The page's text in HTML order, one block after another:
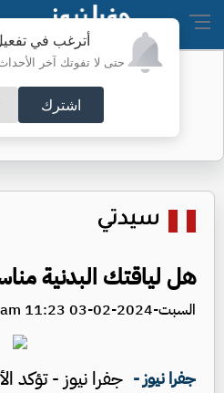
أترغب في
حتى لا تفوتك آخر الأحداث
اشترك
تأجيل مؤتمر
سيدتي
هل لياقتك البدنية
السبت-2024-02-03 11:23 am
جفرا نيوز - جفرا نيوز - تؤكد